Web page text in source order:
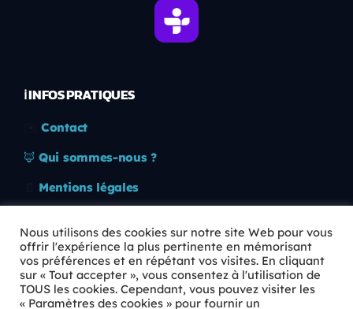
ℹ️ INFOS PRATIQUES
Contact
🦊 Qui sommes-nous ?
Mentions légales
🛡️ RGPD
Copyright © 2026 Animkids. Tous droits réservés.
Nous utilisons des cookies sur notre site Web pour vous
offrir l'expérience la plus pertinente en mémorisant
vos préférences et en répétant vos visites. En cliquant
sur « Tout accepter », vous consentez à l'utilisation de
TOUS les cookies. Cependant, vous pouvez visiter les
« Paramètres des cookies » pour fournir un